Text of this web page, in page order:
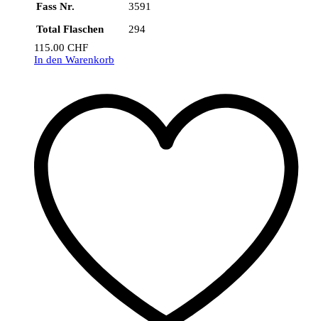
Fass Nr.
3591
Total Flaschen
294
115.00 CHF
In den Warenkorb